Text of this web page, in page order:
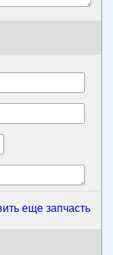
еще запчасть